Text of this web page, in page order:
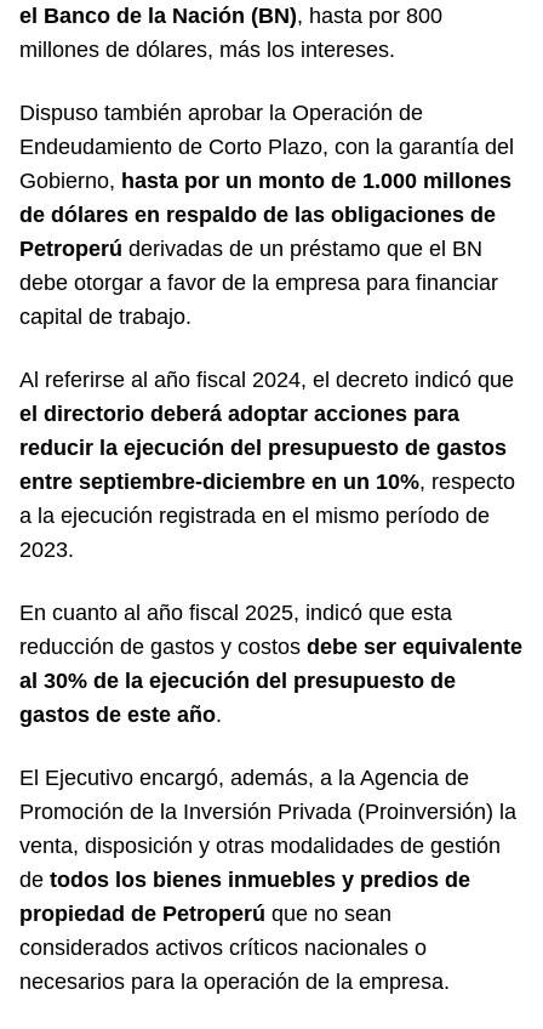
el Banco de la Nación (BN), hasta por 800
millones de dólares, más los intereses.
Dispuso también aprobar la Operación de
Endeudamiento de Corto Plazo, con la garantía del
Gobierno, hasta por un monto de 1.000 millones
de dólares en respaldo de las obligaciones de
Petroperú derivadas de un préstamo que el BN
debe otorgar a favor de la empresa para financiar
capital de trabajo.
Al referirse al año fiscal 2024, el decreto indicó que
el directorio deberá adoptar acciones para
reducir la ejecución del presupuesto de gastos
entre septiembre-diciembre en un 10%, respecto
a la ejecución registrada en el mismo período de
2023.
En cuanto al año fiscal 2025, indicó que esta
reducción de gastos y costos debe ser equivalente
al 30% de la ejecución del presupuesto de
gastos de este año.
El Ejecutivo encargó, además, a la Agencia de
Promoción de la Inversión Privada (Proinversión) la
venta, disposición y otras modalidades de gestión
de todos los bienes inmuebles y predios de
propiedad de Petroperú que no sean
considerados activos críticos nacionales o
necesarios para la operación de la empresa.